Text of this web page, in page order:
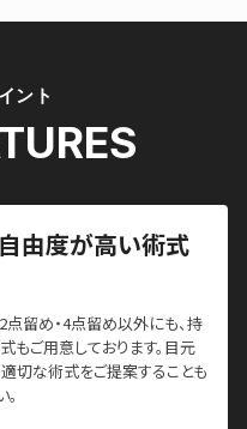
ント
由度が高い術式
留め・4点留め以外にも、持
もご用意しております。目元
切な術式をご提案することも